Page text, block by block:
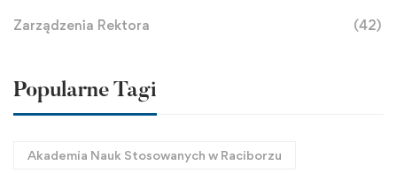
Zarządzenia Rektora (42)
Popularne Tagi
Akademia Nauk Stosowanych w Raciborzu